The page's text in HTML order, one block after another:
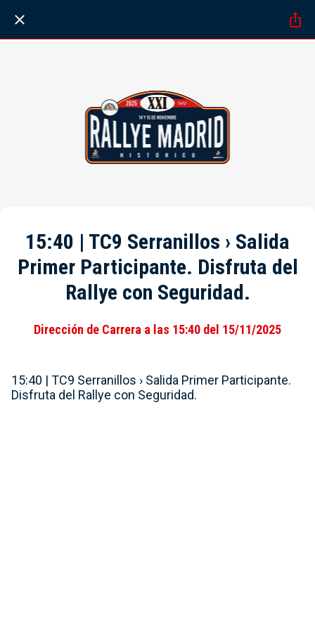
15:40 | TC9 Serranillos › Salida
Primer Participante. Disfruta del
Rallye con Seguridad.
Dirección de Carrera a las 15:40 del 15/11/2025
15:40 | TC9 Serranillos › Salida Primer Participante.
Disfruta del Rallye con Seguridad.